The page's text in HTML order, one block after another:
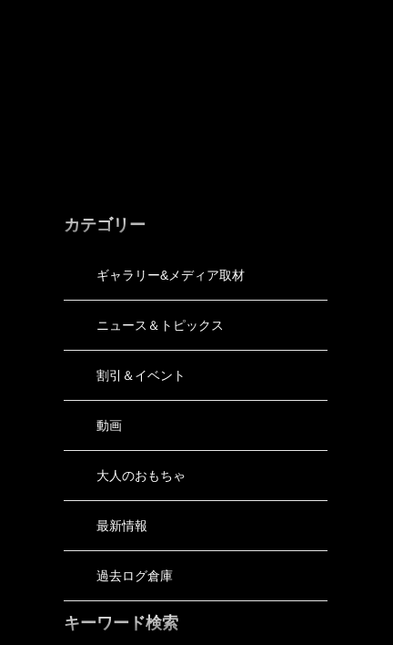
カテゴリー
ギャラリー&メディア取材
ニュース＆トピックス
割引＆イベント
動画
大人のおもちゃ
最新情報
過去ログ倉庫
キーワード検索